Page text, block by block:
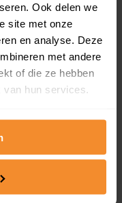
Ook delen we
site met onze
en analyse. Deze
met andere
of die ze hebben
van hun services.
75%